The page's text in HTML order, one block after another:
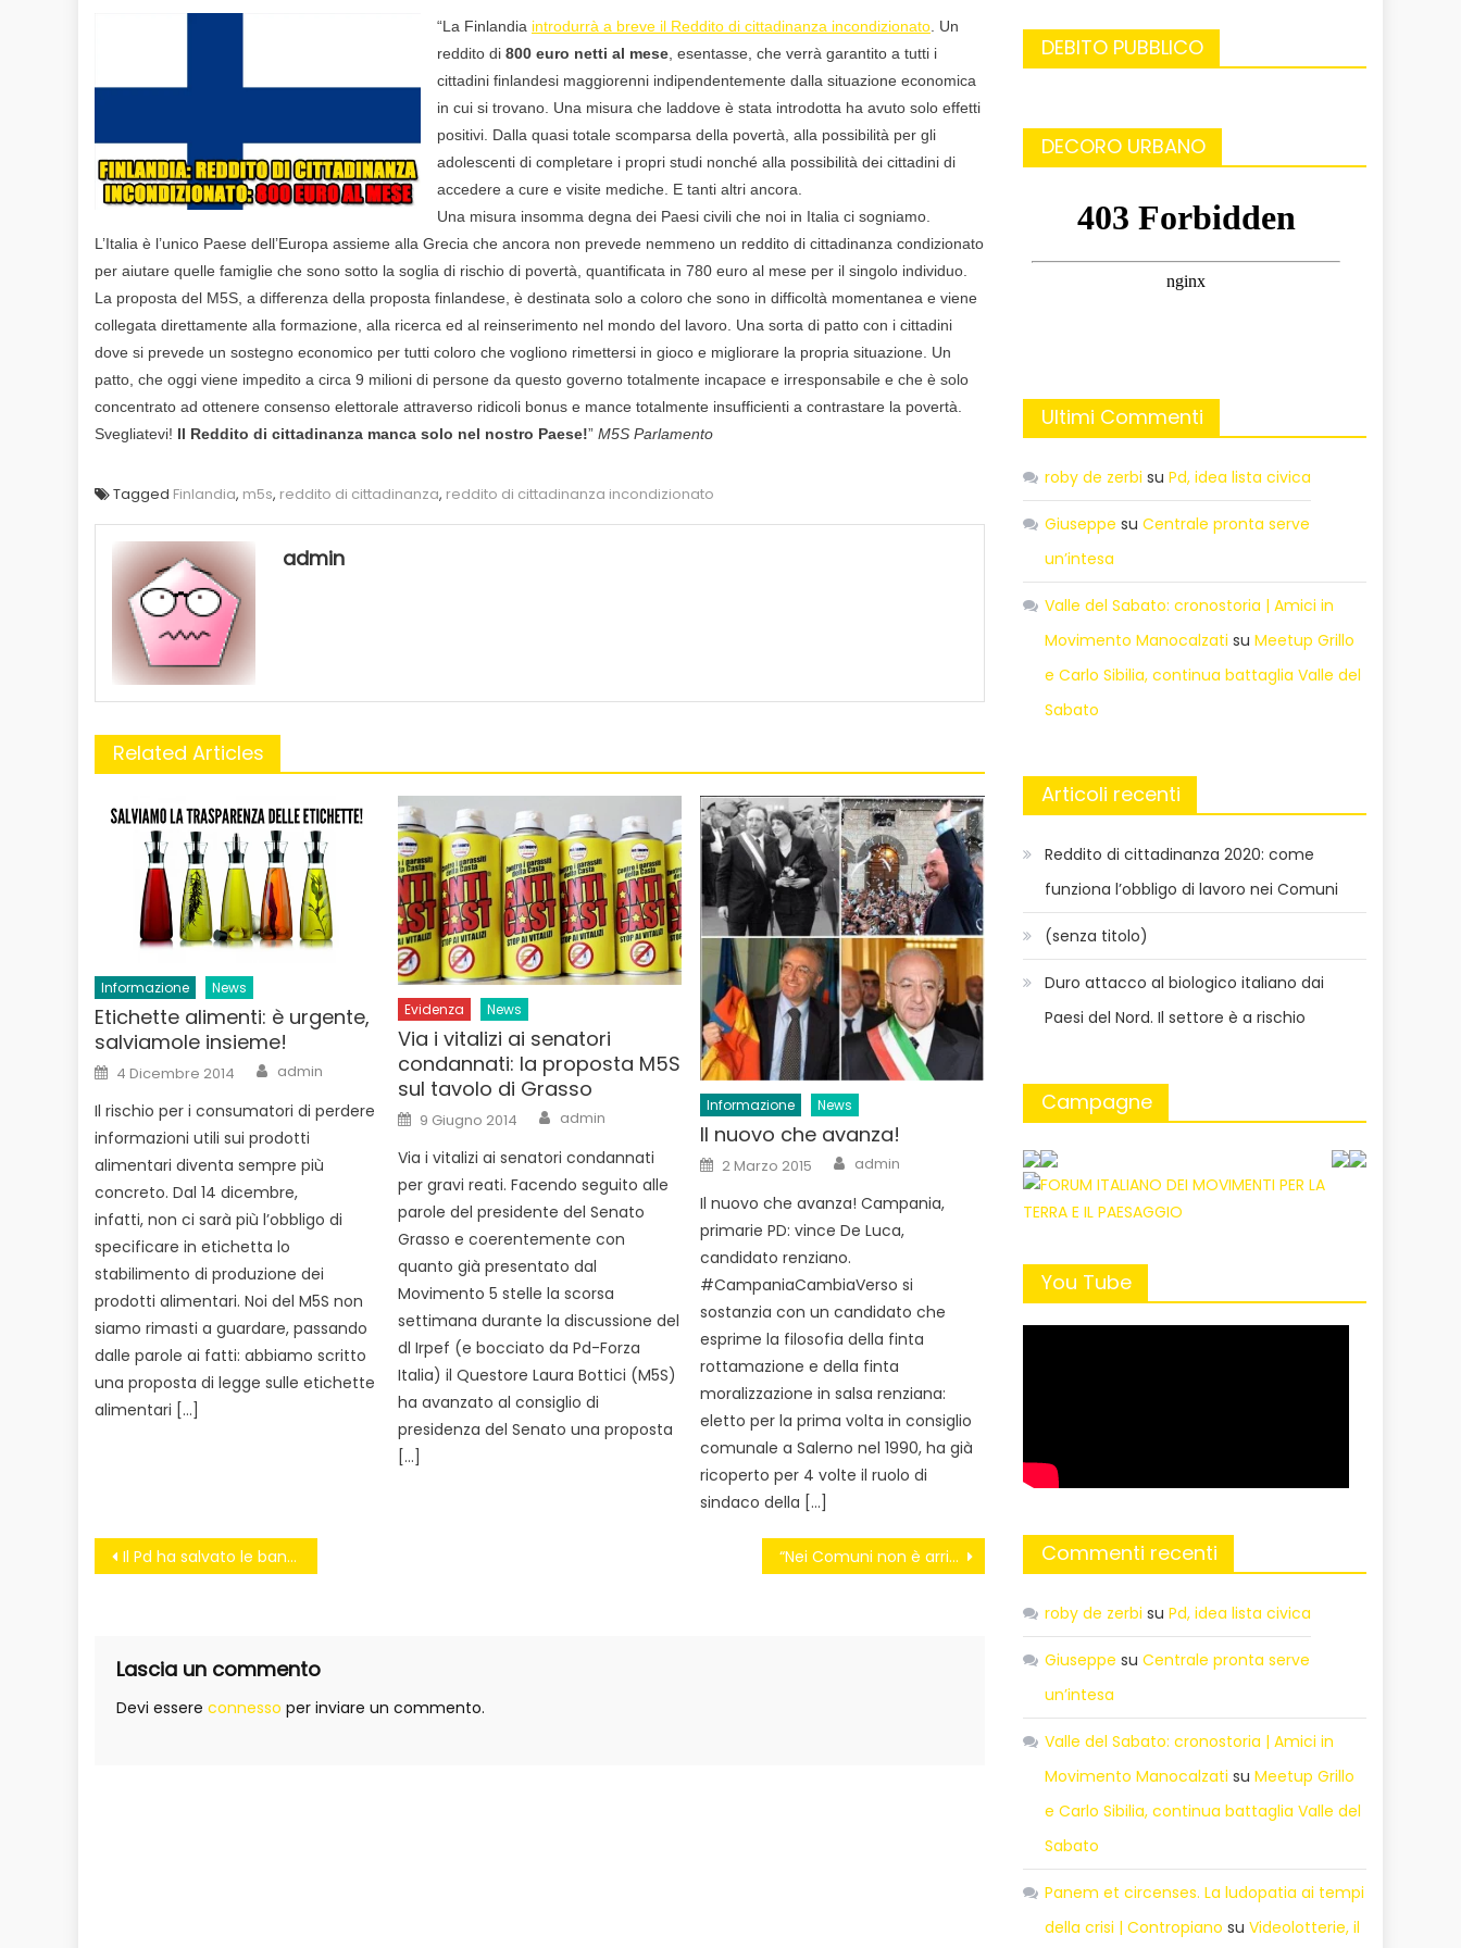
“La Finlandia introdurrà a breve il Reddito di cittadinanza incondizionato . Un
reddito di 800 euro netti al mese , esentasse, che verrà garantito a tutti i
cittadini finlandesi maggiorenni indipendentemente dalla situazione economica
in cui si trovano. Una misura che laddove è stata introdotta ha avuto solo effetti
positivi. Dalla quasi totale scomparsa della povertà, alla possibilità per gli
adolescenti di completare i propri studi nonché alla possibilità dei cittadini di
accedere a cure e visite mediche. E tanti altri ancora.
Una misura insomma degna dei Paesi civili che noi in Italia ci sogniamo.
L’Italia è l’unico Paese dell’Europa assieme alla Grecia che ancora non prevede nemmeno un reddito di cittadinanza condizionato
per aiutare quelle famiglie che sono sotto la soglia di rischio di povertà, quantificata in 780 euro al mese per il singolo individuo.
La proposta del M5S, a differenza della proposta finlandese, è destinata solo a coloro che sono in difficoltà momentanea e viene
collegata direttamente alla formazione, alla ricerca ed al reinserimento nel mondo del lavoro. Una sorta di patto con i cittadini
dove si prevede un sostegno economico per tutti coloro che vogliono rimettersi in gioco e migliorare la propria situazione. Un
patto, che oggi viene impedito a circa 9 milioni di persone da questo governo totalmente incapace e irresponsabile e che è solo
concentrato ad ottenere consenso elettorale attraverso ridicoli bonus e mance totalmente insufficienti a contrastare la povertà.
Svegliatevi! Il Reddito di cittadinanza manca solo nel nostro Paese!” M5S Parlamento
Tagged Finlandia, m5s, reddito di cittadinanza, reddito di cittadinanza incondizionato
admin
Related Articles
Informazione News
Etichette alimenti: è urgente,
salviamole insieme!
Posted
on
4 Dicembre 2014 Author
admin
Il rischio per i consumatori di perdere
informazioni utili sui prodotti
alimentari diventa sempre più
concreto. Dal 14 dicembre,
infatti, non ci sarà più l’obbligo di
specificare in etichetta lo
stabilimento di produzione dei
prodotti alimentari. Noi del M5S non
siamo rimasti a guardare, passando
dalle parole ai fatti: abbiamo scritto
una proposta di legge sulle etichette
alimentari […]
Evidenza News
Via i vitalizi ai senatori
condannati: la proposta M5S
sul tavolo di Grasso
Posted
on
9 Giugno 2014 Author
admin
Via i vitalizi ai senatori condannati
per gravi reati. Facendo seguito alle
parole del presidente del Senato
Grasso e coerentemente con
quanto già presentato dal
Movimento 5 stelle la scorsa
settimana durante la discussione del
dl Irpef (e bocciato da Pd-Forza
Italia) il Questore Laura Bottici (M5S)
ha avanzato al consiglio di
presidenza del Senato una proposta
[…]
Informazione News
Il nuovo che avanza!
Posted
on
2 Marzo 2015 Author
admin
Il nuovo che avanza! Campania,
primarie PD: vince De Luca,
candidato renziano.
‪#‎CampaniaCambiaVerso‬ si
sostanzia con un candidato che
esprime la filosofia della finta
rottamazione e della finta
moralizzazione in salsa renziana:
eletto per la prima volta in consiglio
comunale a Salerno nel 1990, ha già
ricoperto per 4 volte il ruolo di
sindaco della […]
Navigazione
Il Pd ha salvato le banche, ora #Salviamoirisparmiatori “Nei Comuni non è arrivato nulla”
Lascia un commento
Devi essere connesso per inviare un commento.
DEBITO PUBBLICO
DECORO URBANO
Ultimi Commenti
roby de zerbi suPd, idea lista civica
Giuseppe suCentrale pronta serve
un’intesa
Valle del Sabato: cronostoria | Amici in
Movimento Manocalzati suMeetup Grillo
e Carlo Sibilia, continua battaglia Valle del
Sabato
Articoli recenti
Reddito di cittadinanza 2020: come
funziona l’obbligo di lavoro nei Comuni
(senza titolo)
Duro attacco al biologico italiano dai
Paesi del Nord. Il settore è a rischio
Campagne
You Tube
Commenti recenti
roby de zerbi suPd, idea lista civica
Giuseppe suCentrale pronta serve
un’intesa
Valle del Sabato: cronostoria | Amici in
Movimento Manocalzati suMeetup Grillo
e Carlo Sibilia, continua battaglia Valle del
Sabato
Panem et circenses. La ludopatia ai tempi
della crisi | Contropiano suVideolotterie, il